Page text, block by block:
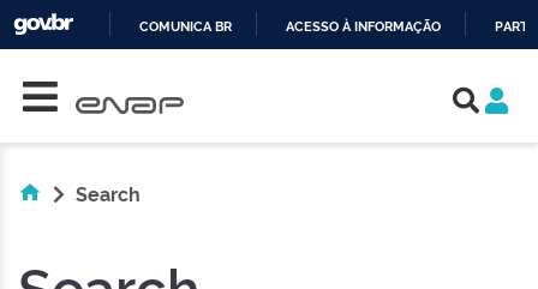
COMUNICA BR ACESSO À INFORMAÇÃO
Search